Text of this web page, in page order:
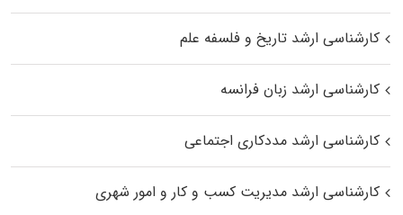
کارشناسی ارشد تاریخ و فلسفه علم
کارشناسی ارشد زبان فرانسه
کارشناسی ارشد مددکاری اجتماعی
کارشناسی ارشد مدیریت کسب و کار و امور شهری